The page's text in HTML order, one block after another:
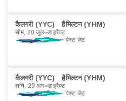
कैलगरी (YYC) हैमिल्टन (YHM)
सोम, 20 जुल॰ डाइरैक्ट
वेस्ट जेट
कैलगरी (YYC) हैमिल्टन (YHM)
शनि, 29 अग॰ डाइरैक्ट
वेस्ट जेट